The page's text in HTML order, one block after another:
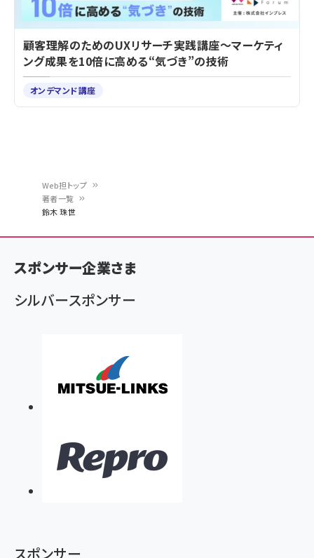
ン
く
ず
Web担トップ
著者一覧
鈴木 珠世
顧客理解のためのUXリサーチ実践講座～マーケティ
ング成果を10倍に高める“気づき”の技術
オンデマンド講座
スポンサー企業さま
シルバースポンサー
スポンサー